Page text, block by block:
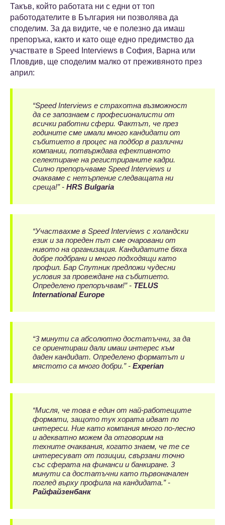
Такъв, който работата ни с едни от топ
работодателите в България ни позволява да
споделим. За да видите, че е полезно да имаш
препоръка, както и като още едно предимство да
участвате в Speed Interviews в София, Варна или
Пловдив, ще споделим малко от преживяното през
април:
“Speed Interviews e страхотна възможност
да се запознаем с професионалисти от
всички работни сфери. Фактът, че през
годините сме имали много кандидати от
събитието в процес на подбор в различни
компании, потвърждава ефективното
селектиране на регистрираните кадри.
Силно препоръчваме Speed Interviews и
очакваме с нетърпение следващата ни
среща!” - HRS Bulgaria
“Участвахме в Speed Interviews с холандски
език и за пореден път сме очаровани от
нивото на организация. Кандидатите бяха
добре подбрани и много подходящи като
профил. Бар Спутник предложи чудесни
условия за провеждане на събитието.
Определено препоръчвам!” - TELUS
International Europe
“3 минути са абсолютно достатъчни, за да
се ориентираш дали имаш интерес към
даден кандидат. Определено форматът и
мястото са много добри.” - Experian
“Мисля, че това е един от най-работещите
формати, защото тук хората идват по
интереси. Ние като компания много по-лесно
и адекватно можем да отговорим на
техните очаквания, когато знаем, че те се
интересуват от позиции, свързани точно
със сферата на финанси и банкиране. 3
минути са достатъчни като първоначален
поглед върху профила на кандидата.” -
Райфайзенбанк